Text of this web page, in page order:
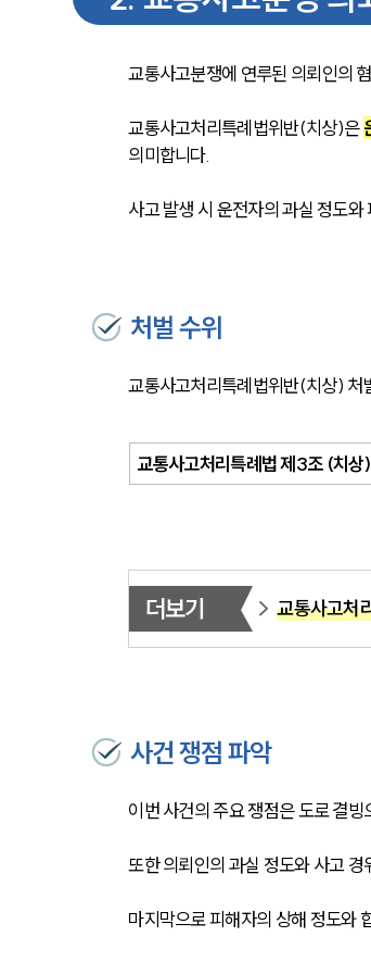
교통사고분쟁에 연루된 의뢰인의
교통사고처리특례법위반(치상)은
의미합니다.
사고 발생 시 운전자의 과실 정도
처벌 수위
교통사고처리특례법위반(치상) 처
교통사고처리특례법 제3조 (치상)
더보기 교통사고처
사건 쟁점 파악
이번 사건의 주요 쟁점은 도로 결
또한 의뢰인의 과실 정도와 사고
마지막으로 피해자의 상해 정도와